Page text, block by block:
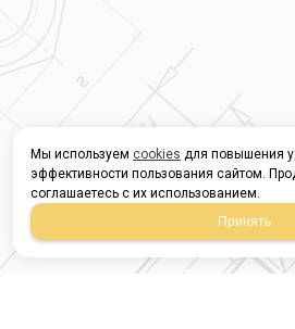
Мы используем cookies для повышения
эффективности пользования сайтом.
соглашаетесь с их использованием.
Принять